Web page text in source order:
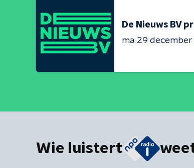
De Nieuws BV
ma 29
Wie luistert